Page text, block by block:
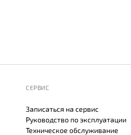
СЕРВИС
Записаться на сервис
Руководство по эксплуатации
Техническое обслуживание